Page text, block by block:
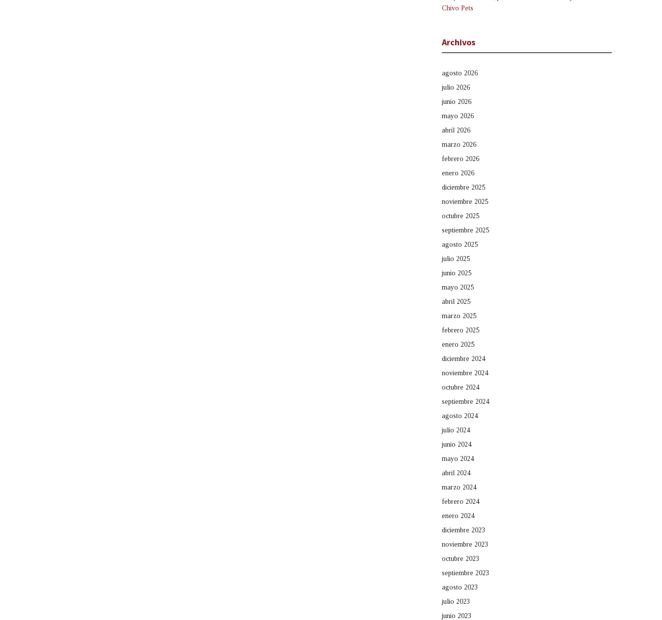
Chivo Pets
Archivos
agosto 2026
julio 2026
junio 2026
mayo 2026
abril 2026
marzo 2026
febrero 2026
enero 2026
diciembre 2025
noviembre 2025
octubre 2025
septiembre 2025
agosto 2025
julio 2025
junio 2025
mayo 2025
abril 2025
marzo 2025
febrero 2025
enero 2025
diciembre 2024
noviembre 2024
octubre 2024
septiembre 2024
agosto 2024
julio 2024
junio 2024
mayo 2024
abril 2024
marzo 2024
febrero 2024
enero 2024
diciembre 2023
noviembre 2023
octubre 2023
septiembre 2023
agosto 2023
julio 2023
junio 2023